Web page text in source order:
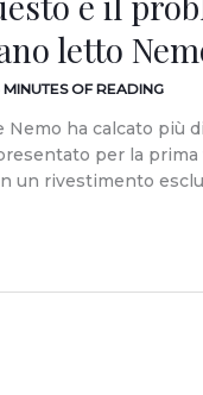
letto
MINUTES OF READING
ha calcato più
per la prima
un rivestimento